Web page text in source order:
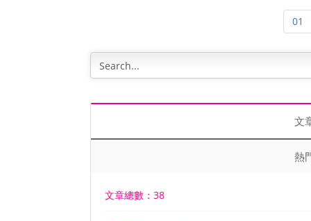
01
文
熱
文章總數：38